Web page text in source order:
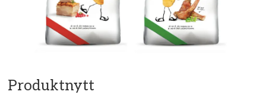
Produktnytt